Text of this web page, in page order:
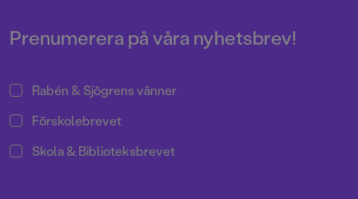
läser.
fotbollens ideal – vänskap,
laganda och spelglädje!
Prenumerera på våra nyhetsbrev!
Rabén & Sjögrens vänner
Förskolebrevet
Skola & Biblioteksbrevet